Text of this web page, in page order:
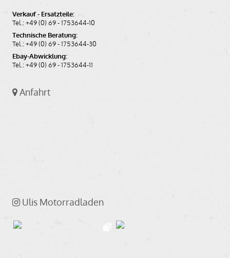
Verkauf - Ersatzteile:
Tel.: +49 (0) 69 - 1753644-10
Technische Beratung:
Tel.: +49 (0) 69 - 1753644-30
Ebay-Abwicklung:
Tel.: +49 (0) 69 - 1753644-11
Anfahrt
Ulis Motorradladen